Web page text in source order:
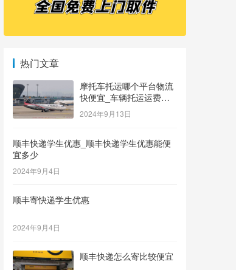
热门文章
摩托车托运哪个平台物流
快便宜_车辆托运运费价
格表
2024年9月13日
顺丰快递学生优惠_顺丰快递学生优惠能便
宜多少
2024年9月4日
顺丰寄快递学生优惠
2024年9月4日
顺丰快递怎么寄比较便宜